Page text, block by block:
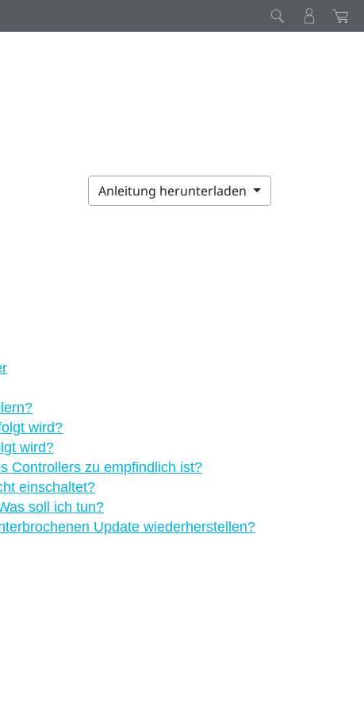
Anleitung herunterladen
wird?
wird?
Controllers zu empfindlich ist?
einschaltet?
soll ich tun?
Update wiederherstellen?